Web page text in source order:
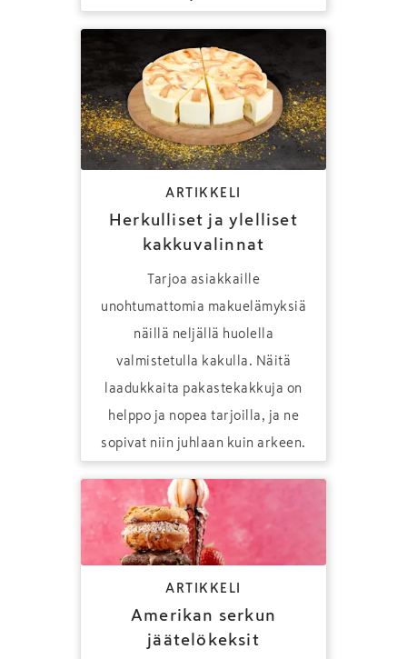
ARTIKKELI
Herkulliset ja ylelliset
kakkuvalinnat
Tarjoa asiakkaille
unohtumattomia makuelämyksiä
näillä neljällä huolella
valmistetulla kakulla. Näitä
laadukkaita pakastekakkuja on
helppo ja nopea tarjoilla, ja ne
sopivat niin juhlaan kuin arkeen.
ARTIKKELI
Amerikan serkun
jäätelökeksit